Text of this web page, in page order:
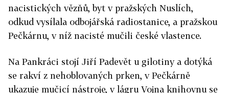
nacistických vězňů, byt v pražských Nuslích,
odkud vysílala odbojářská radiostanice, a pražskou
Pečkárnu, v níž nacisté mučili české vlastence.
Na Pankráci stojí Jiří Padevět u gilotiny a dotýká
se rakví z nehoblovaných prken, v Pečkárně
ukazuje mučicí nástroje, v lágru Vojna knihovnu se